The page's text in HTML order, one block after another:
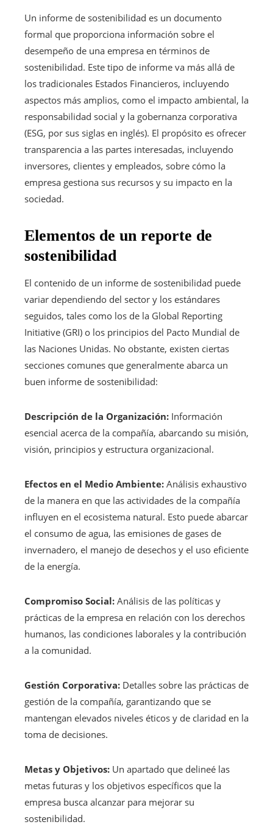
Un informe de sostenibilidad es un documento
formal que proporciona información sobre el
desempeño de una empresa en términos de
sostenibilidad. Este tipo de informe va más allá de
los tradicionales Estados Financieros, incluyendo
aspectos más amplios, como el impacto ambiental, la
responsabilidad social y la gobernanza corporativa
(ESG, por sus siglas en inglés). El propósito es ofrecer
transparencia a las partes interesadas, incluyendo
inversores, clientes y empleados, sobre cómo la
empresa gestiona sus recursos y su impacto en la
sociedad.
Elementos de un reporte de
sostenibilidad
El contenido de un informe de sostenibilidad puede
variar dependiendo del sector y los estándares
seguidos, tales como los de la Global Reporting
Initiative (GRI) o los principios del Pacto Mundial de
las Naciones Unidas. No obstante, existen ciertas
secciones comunes que generalmente abarca un
buen informe de sostenibilidad:
Descripción de la Organización: Información
esencial acerca de la compañía, abarcando su misión,
visión, principios y estructura organizacional.
Efectos en el Medio Ambiente: Análisis exhaustivo
de la manera en que las actividades de la compañía
influyen en el ecosistema natural. Esto puede abarcar
el consumo de agua, las emisiones de gases de
invernadero, el manejo de desechos y el uso eficiente
de la energía.
Compromiso Social: Análisis de las políticas y
prácticas de la empresa en relación con los derechos
humanos, las condiciones laborales y la contribución
a la comunidad.
Gestión Corporativa: Detalles sobre las prácticas de
gestión de la compañía, garantizando que se
mantengan elevados niveles éticos y de claridad en la
toma de decisiones.
Metas y Objetivos: Un apartado que delineé las
metas futuras y los objetivos específicos que la
empresa busca alcanzar para mejorar su
sostenibilidad.